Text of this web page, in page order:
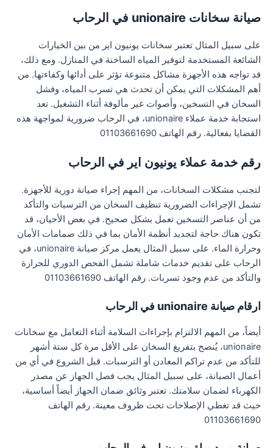
صيانة سخانات unionaire في الرحاب
على سبيل المثال تعتبر سخانات يونيون اير من بين الخيارات
الشائعة المستخدمة لتوفير المياه الساخنة في المنازل. ومع ذلك،
قد تواجه هذه الأجهزة مشاكل متنوعة تؤثر على أدائها وكفاءتها. من
أهم المشكلات التي يمكن أن تحدث هي تسرب المياه، وفشل
السخان في التسخين، وأصوات غير مألوفة أثناء التشغيل. تعد
استجابة خدمة عملاء unionaire، في الرحاب ضرورية لمواجهة هذه
القضايا بفعالية. رقم الهاتف 01103661690
رقم خدمة عملاء يونيون اير في الرحاب
لتجنب مشكلات السخانات، من المهم إجراء صيانة دورية للأجهزة.
تشمل الإجراءات الضرورية تنظيف السخان من الترسبات والتأكد
من أن عناصر التسخين تعمل بشكل صحيح. في بعض الأحيان، قد
تكون هناك حاجة لتجديد أنظمة الأمان بما في ذلك صمامات الأمان
وحرارة الماء. على سبيل المثال يعمل مركز صيانة unionaire، في
الرحاب على تقديم خدمات شاملة تشمل الفحص الدوري للحرارة
والتأكد من عدم وجود تسربات. رقم الهاتف 01103661690
ارقام صيانة unionaire في الرحاب
أيضاً، من المهم الالتزام بإجراءات السلامة أثناء التعامل مع سخانات
unionaire، يُنصح بتفريغ السخان على الأقل مرة كل ستة أشهر
للتأكد من عدم تراكم المعادن أو الترسبات. قبل الشروع في أي من
أعمال الصيانة، على سبيل المثال يجب فصل الجهاز عن مصدر
الكهرباء لضمان سلامتك. تعتبر وثائق ضمان الجهاز أيضاً أساسية،
حيث قد تغطي الإصلاحات تحت ظروف معينة. رقم الهاتف
01103661690